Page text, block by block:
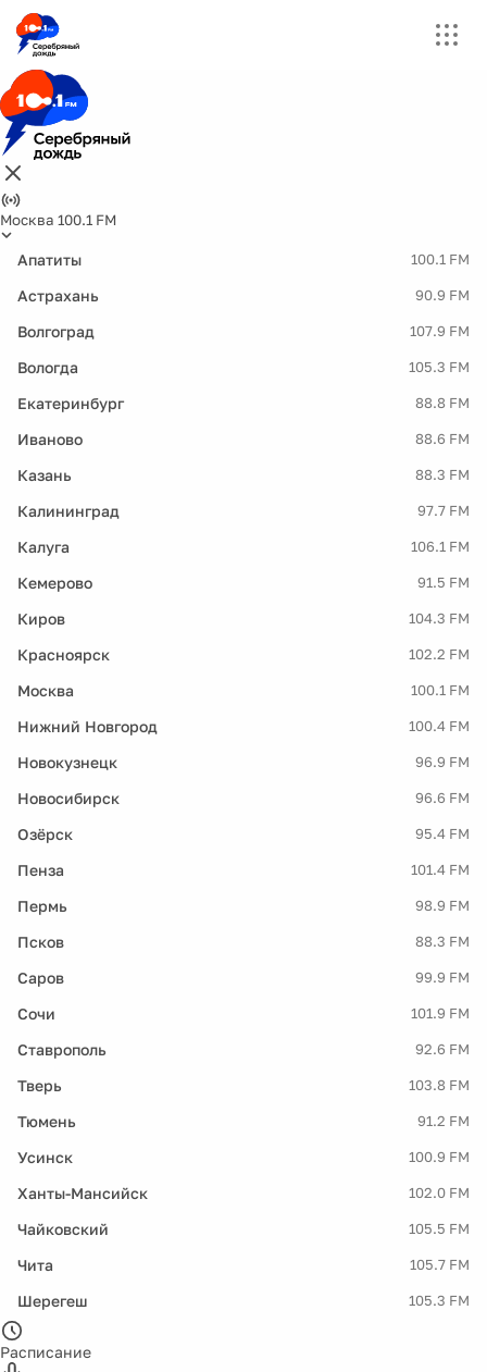
Москва 100.1 FM
Апатиты 100.1 FM
Астрахань 90.9 FM
Волгоград 107.9 FM
Вологда 105.3 FM
Екатеринбург 88.8 FM
Иваново 88.6 FM
Казань 88.3 FM
Калининград 97.7 FM
Калуга 106.1 FM
Кемерово 91.5 FM
Киров 104.3 FM
Красноярск 102.2 FM
Москва 100.1 FM
Нижний Новгород 100.4 FM
Новокузнецк 96.9 FM
Новосибирск 96.6 FM
Озёрск 95.4 FM
Пенза 101.4 FM
Пермь 98.9 FM
Псков 88.3 FM
Саров 99.9 FM
Сочи 101.9 FM
Ставрополь 92.6 FM
Тверь 103.8 FM
Тюмень 91.2 FM
Усинск 100.9 FM
Ханты-Мансийск 102.0 FM
Чайковский 105.5 FM
Чита 105.7 FM
Шерегеш 105.3 FM
Расписание